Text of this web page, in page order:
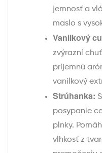
jemnosť a
maslo s
Vanilkový
zvýrazní
príjemnú
vanilkový
Strúhanka:
posypanie
plnky.
vlhkosť z